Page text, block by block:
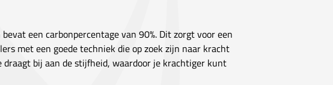
een carbonpercentage van 90%. Dit zorgt voor een
met een goede techniek die op zoek zijn naar kracht
draagt bij aan de stijfheid, waardoor je krachtiger kunt